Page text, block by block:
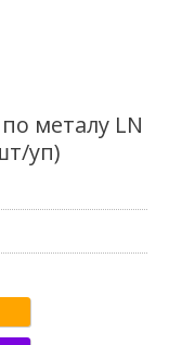
металу LN
уп)